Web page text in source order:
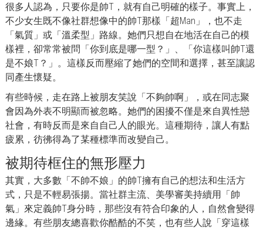
很多人認為，只要你是帥T，就有自己明確的樣子。事實上，
不少女生既不像社群想像中的帥T那樣「超Man」，也不走
「氣質」或「溫柔型」路線。她們只想自在地活在自己的模
樣裡，卻常常被問「你到底是哪一型？」、「你這樣叫帥T還
是不娘T？」。這樣反而壓縮了她們的空間和選擇，甚至讓認
同產生懷疑。
有些時候，走在路上被朋友笑說「不夠帥啊」，或在同志聚
會因為外表不明顯而被忽略。她們的困擾不僅是來自異性戀
社會，有時反而是來自自己人的眼光。這種期待，讓人有點
疲累，彷彿得為了某種標準而改變自己。
被期待框住的無形壓力
其實，大多數「不帥不娘」的帥T擁有自己的想法和生活方
式，只是不輕易張揚。當社群主流、美學審美持續用「帥
氣」來定義帥T身分時，那些沒有符合印象的人，自然會變得
邊緣。有些朋友總喜歡你酷酷的不笑，也有些人說「穿這樣